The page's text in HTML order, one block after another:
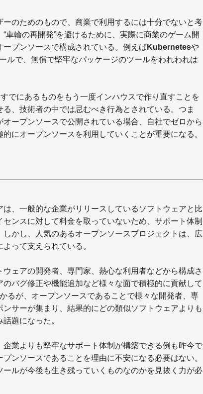
のためのもので、商業で利用するには十分でないと考
車輪の再開発”を避けるために、実際に商業のゲーム開
プンソースで構成されている。例えばKubernetesや
ルで、無償で堅牢なパッケージのツールをわれわれは
でにあるものをもう一度インハウスで作り直すことを
、技術者の中では忌むべき行為とされている。つま
オープンソースで公開されている場合、自社でゼロから
にオープンソースを利用していくことが重要になる。
、一般的な企業がリリースしているソフトウェアと比
ンスに対して料金を取っていないため、サポート体制
かし、人気のあるオープンソースプロジェクトは、広
って支えられている。
ェアの開発者、専門家、熱心な利用者などから構成さ
バグ修正や機能追加など様々な面で積極的に貢献して
るが、オープンソースであることで様々な開発者、専
サーが集まり、結果的にどの類似ソフトウェアよりも
題になった。
業よりも堅牢なサポート体制が構築できる例も昨今で
ンソースであることを理由に不安になる必要はない。
ルが今後も生き残っていくものなのかを見抜く力が必